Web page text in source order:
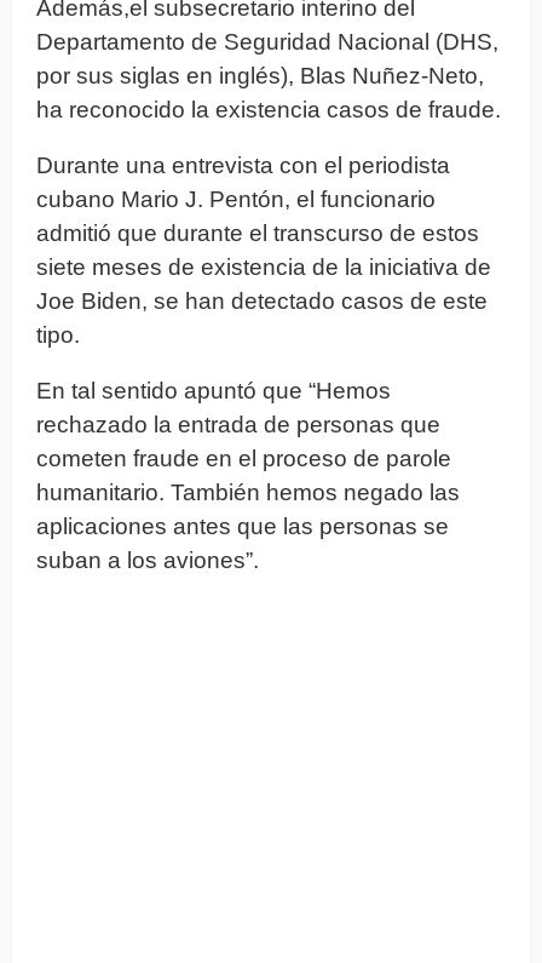
Además,el subsecretario interino del
Departamento de Seguridad Nacional (DHS,
por sus siglas en inglés), Blas Nuñez-Neto,
ha reconocido la existencia casos de fraude.
Durante una entrevista con el periodista
cubano Mario J. Pentón, el funcionario
admitió que durante el transcurso de estos
siete meses de existencia de la iniciativa de
Joe Biden, se han detectado casos de este
tipo.
En tal sentido apuntó que “Hemos
rechazado la entrada de personas que
cometen fraude en el proceso de parole
humanitario. También hemos negado las
aplicaciones antes que las personas se
suban a los aviones”.